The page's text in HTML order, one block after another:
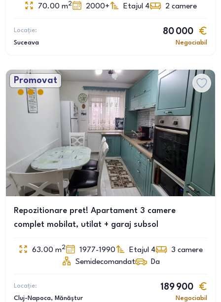
70.00 m2 2000+ Etajul 4 2 camere
Locație:
Suceava
80 000
Negociabil
Promovat
Repozitionare pret! Apartament 3 camere
complet mobilat, utilat + garaj subsol
63.00 m2 1977-1990 Etajul 4 3 camere
Semidecomandat
Da
Locație:
Cluj-Napoca, Mănăștur
189 900
Negociabil